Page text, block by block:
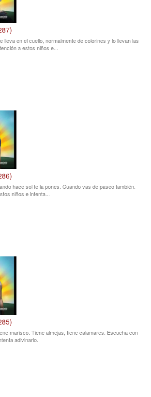
lleva en el cuello, normalmente de colorines y lo llevan las
a estos niños e...
hace sol te la pones. Cuando vas de paseo también.
niños e intenta...
marisco. Tiene almejas, tiene calamares. Escucha con
adivinarlo.